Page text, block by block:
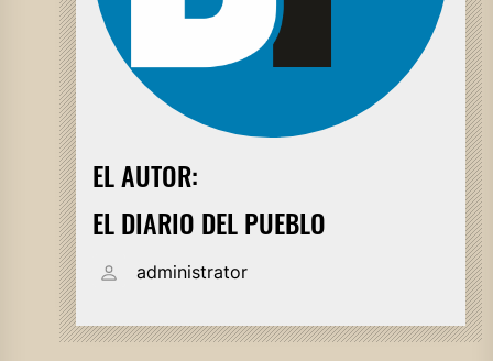
EL AUTOR:
EL DIARIO DEL PUEBLO
administrator